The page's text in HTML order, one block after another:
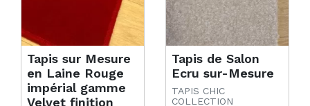
Tapis sur Mesure
en Laine Rouge
impérial gamme
Velvet finition
Tapis de Salon
Ecru sur-Mesure
TAPIS CHIC
COLLECTION